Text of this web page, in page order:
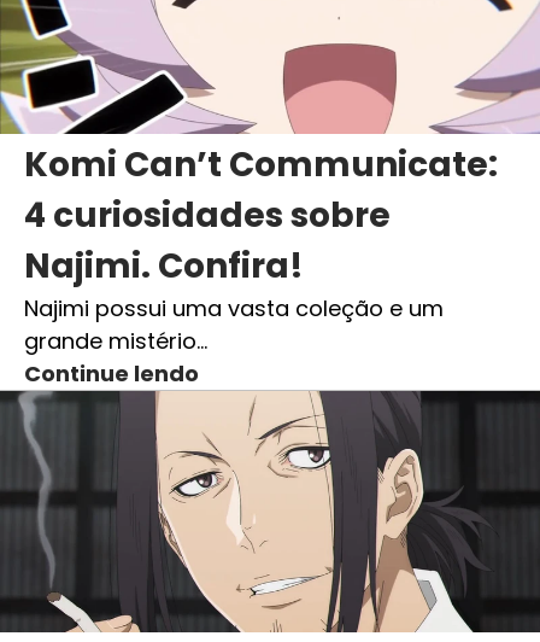
Komi Can’t Communicate:
4 curiosidades sobre
Najimi. Confira!
Najimi possui uma vasta coleção e um
grande mistério…
Continue lendo